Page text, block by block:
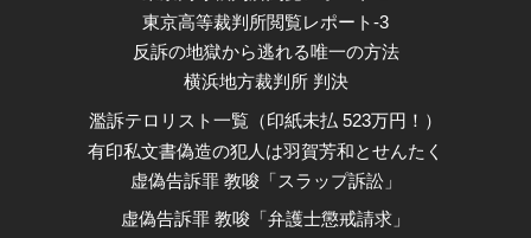
東京高等裁判所閲覧レポート-3
反訴の地獄から逃れる唯一の方法
横浜地方裁判所 判決
濫訴テロリスト一覧（印紙未払 523万円！）
有印私文書偽造の犯人は羽賀芳和とせんたく
虚偽告訴罪 教唆「スラップ訴訟」
虚偽告訴罪 教唆「弁護士懲戒請求」